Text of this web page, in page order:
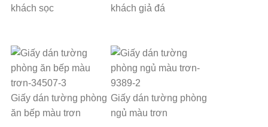
khách sọc
khách giả đá
Giấy dán tường phòng
ăn bếp màu trơn
Giấy dán tường phòng
ngủ màu trơn